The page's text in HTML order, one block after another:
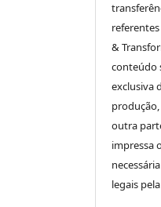
&
conteúdo
exclusiva
outra
impressa
legais